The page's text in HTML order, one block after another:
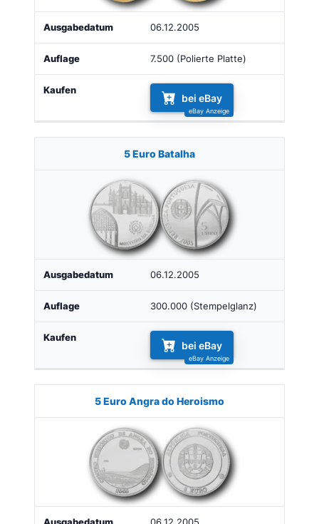
06.12.2005
7.500 (Polierte Platte)
bei eBay
5 Euro Batalha
06.12.2005
300.000 (Stempelglanz)
bei eBay
5 Euro Angra do Heroismo